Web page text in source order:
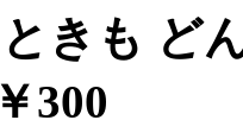
ときも ど
300